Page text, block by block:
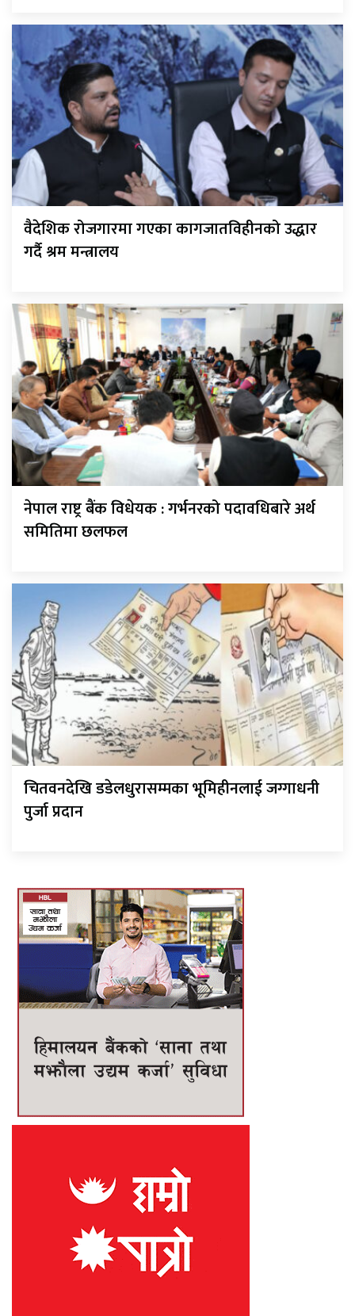
वैदेशिक रोजगारमा गएका कागजातविहीनको उद्धार
गर्दै श्रम मन्त्रालय
नेपाल राष्ट्र बैंक विधेयक : गर्भनरको पदावधिबारे अर्थ
समितिमा छलफल
चितवनदेखि डडेलधुरासम्मका भूमिहीनलाई जग्गाधनी
पुर्जा प्रदान